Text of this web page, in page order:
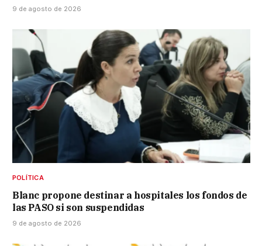
9 de agosto de 2026
POLÍTICA
Blanc propone destinar a hospitales los fondos de
las PASO si son suspendidas
9 de agosto de 2026